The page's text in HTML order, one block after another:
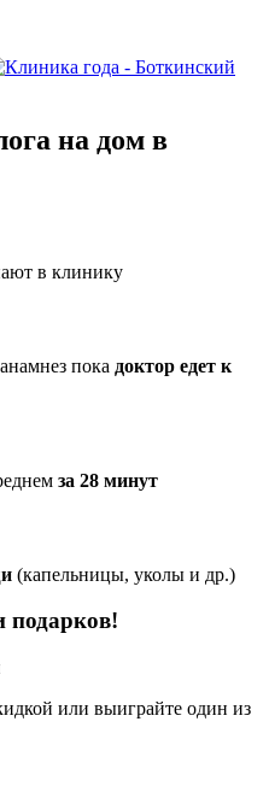
на дом в
в клинику
пока доктор едет к
за 28 минут
(капельницы, уколы и др.)
подарков!
или выиграйте один из